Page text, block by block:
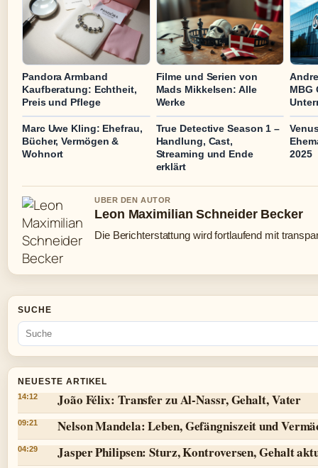
Pandora Armband
Kaufberatung: Echtheit,
Preis und Pflege
Filme und Serien von
Mads Mikkelsen: Alle
Werke
MBG
Marc Uwe Kling: Ehefrau,
Bücher, Vermögen &
Wohnort
True Detective Season 1 –
Handlung, Cast,
Streaming und Ende
erklärt
2025
UBER DEN AUTOR
Leon Maximilian Schneider Becker
Die Berichterstattung wird fortlaufend mit
SUCHE
NEUESTE ARTIKEL
14:12 João Félix: Transfer zu Al-Nassr, Gehalt, Vater
09:21 Nelson Mandela: Leben, Gefängniszeit und
04:29 Jasper Philipsen: Sturz, Kontroversen, Gehalt